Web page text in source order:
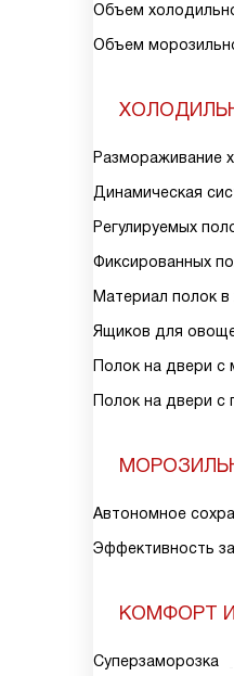
Объем
Объем
Размораживание
Динамическая
Регулируемых
Фиксированных
Материал полок
Ящиков для
Полок на двери с
Полок на двери с
Автономное
Эффективность
КОМФОРТ
Суперзаморозка